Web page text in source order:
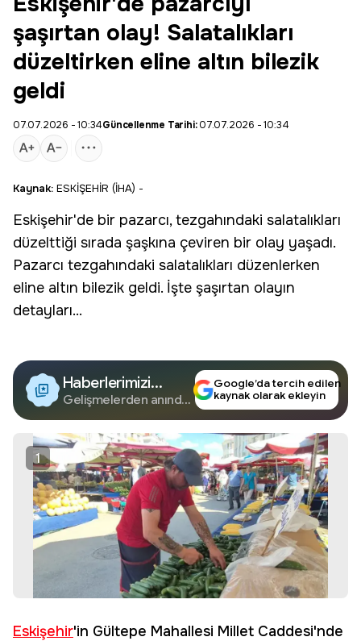
şaşırtan olay! Salatalıkları
düzeltirken eline altın bilezik
geldi
07.07.2026 - 10:34Güncellenme Tarihi:07.07.2026 - 10:34
Kaynak: ESKİŞEHİR (İHA) -
Eskişehir'de bir pazarcı, tezgahındaki salatalıkları
düzelttiği sırada şaşkına çeviren bir olay yaşadı.
Pazarcı tezgahındaki salatalıkları düzenlerken
eline altın bilezik geldi. İşte şaşırtan olayın
detayları...
Haberlerimizi
Google'da Takip
Edin
Gelişmelerden anında
Google’da tercih edilen
kaynak olarak ekleyin
1
Eskişehir'in Gültepe Mahallesi Millet Caddesi'nde